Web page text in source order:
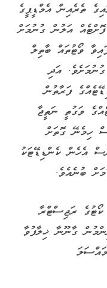
ތެރެއިން އެމްޑީޕީގެ
އަލުން ގުނުމަށް
ވޯޓުތައް ބާތިލް
އަދި
ފަރާތުން
ވަގުތީ ނަތީޖާ
ހިމެނޭ ގޮތަށް
އެހެން ކެންޑިޑޭޓަކު
ބުނެއެވެ.
ރަޖިސްޓްރާ
ގާނޫނާ ޚިލާފުވާ